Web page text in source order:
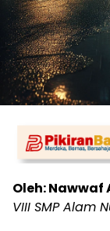
Oleh: Nawwaf
VIII SMP Alam